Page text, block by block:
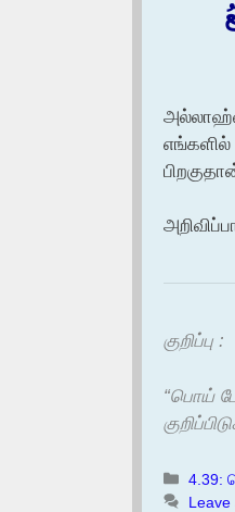
குறிப்பு :
“பொய்
4.39:
Leave